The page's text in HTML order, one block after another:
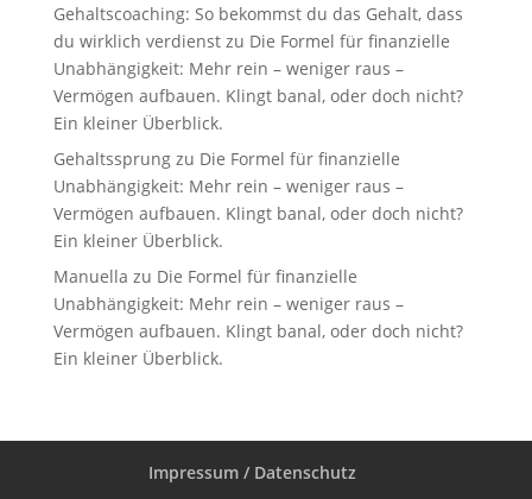
Gehaltscoaching: So bekommst du das Gehalt, dass
du wirklich verdienstzu Die Formel für finanzielle
Unabhängigkeit: Mehr rein – weniger raus –
Vermögen aufbauen. Klingt banal, oder doch nicht?
Ein kleiner Überblick.
Gehaltssprungzu Die Formel für finanzielle
Unabhängigkeit: Mehr rein – weniger raus –
Vermögen aufbauen. Klingt banal, oder doch nicht?
Ein kleiner Überblick.
Manuella zu Die Formel für finanzielle
Unabhängigkeit: Mehr rein – weniger raus –
Vermögen aufbauen. Klingt banal, oder doch nicht?
Ein kleiner Überblick.
Impressum / Datenschutz